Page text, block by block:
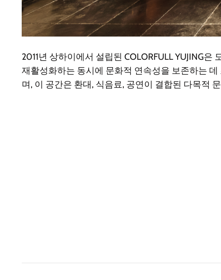
2011년 상하이에서 설립된 COLORFULL YUJING
재활성화하는 동시에 문화적 연속성을 보존하는
며, 이 공간은 환대, 식음료, 공연이 결합된 다목적